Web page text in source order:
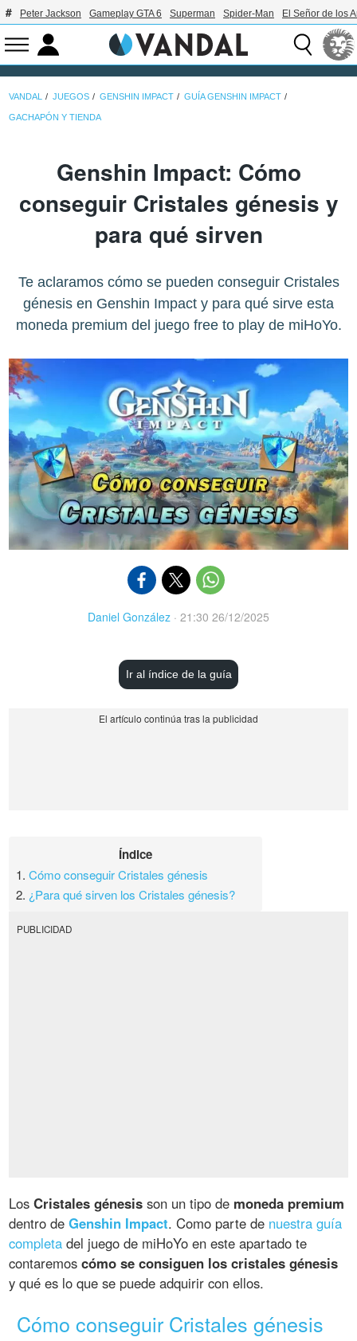
Peter Jackson Gameplay GTA 6 Superman Spider-Man El Señor de los
VANDAL JUEGOS GENSHIN IMPACT GUÍA GENSHIN IMPACT
GACHAPÓN Y TIENDA
Genshin Impact: Cómo
conseguir Cristales génesis y
para qué sirven
Te aclaramos cómo se pueden conseguir Cristales
génesis en Genshin Impact y para qué sirve esta
moneda premium del juego free to play de miHoYo.
Daniel González · 21:30 26/12/2025
Ir al índice de la guía
Índice
1.Cómo conseguir Cristales génesis
2. ¿Para qué sirven los Cristales génesis?
PUBLICIDAD
LosCristales génesis son un tipo de moneda premium
dentro deGenshin Impact. Como parte de nuestra guía
completa del juego de miHoYo en este apartado te
contaremoscómo se consiguen los cristales génesis
y qué es lo que se puede adquirir con ellos.
Cómo conseguir Cristales génesis